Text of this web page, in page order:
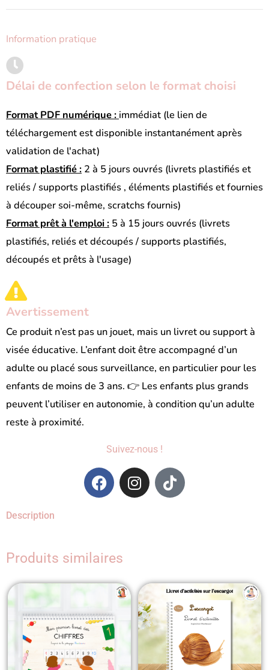
Information pratique
Délai de confection selon le format choisi
Format PDF numérique : immédiat (le lien de
téléchargement est disponible instantanément après
validation de l'achat)
Format plastifié : 2 à 5 jours ouvrés (livrets plastifiés et
reliés / supports plastifiés , éléments plastifiés et fournies
à découper soi-même, scratchs fournis)
Format prêt à l'emploi : 5 à 15 jours ouvrés (livrets
plastifiés, reliés et découpés / supports plastifiés,
découpés et prêts à l'usage)
Avertissement
Ce produit n’est pas un jouet, mais un livret ou support à
visée éducative. L’enfant doit être accompagné d’un
adulte ou placé sous surveillance, en particulier pour les
enfants de moins de 3 ans. 👉 Les enfants plus grands
peuvent l’utiliser en autonomie, à condition qu’un adulte
reste à proximité.
Suivez-nous !
F
a
o
o
k
I
n
m
T
i
Description
Produits similaires
Plage
8.00€
à
32.90€
Plage
6.80€
à
27.97€
Ce
produit
plusieurs
variations.
Ce